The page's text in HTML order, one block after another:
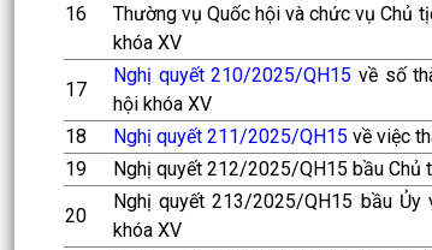
16
Thường vụ Quốc hội và chức vụ Chủ
khóa XV
17
Nghị quyết 210/2025/QH15 về số
hội khóa XV
18 Nghị quyết 211/2025/QH15 về việc
19
Nghị quyết 212/2025/QH15 bầu Chủ
20
Nghị quyết 213/2025/QH15 bầu Ủy
khóa XV